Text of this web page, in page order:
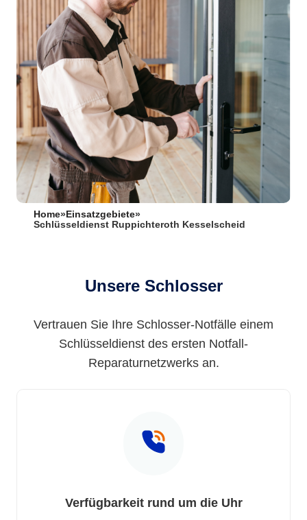
Home» Einsatzgebiete»
Schlüsseldienst Ruppichteroth Kesselscheid
Unsere Schlosser
Vertrauen Sie Ihre Schlosser-Notfälle einem
Schlüsseldienst des ersten Notfall-
Reparaturnetzwerks an.
Verfügbarkeit rund um die Uhr